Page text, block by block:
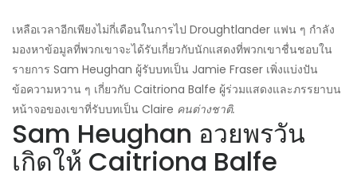
เหลือเวลาอีกเพียงไม่กี่เดือนในการไป Droughtlander แฟน ๆ กำลัง
มองหาข้อมูลที่พวกเขาจะได้รับเกี่ยวกับนักแสดงที่พวกเขาชื่นชอบใน
รายการ Sam Heughan ผู้รับบทเป็น Jamie Fraser เพิ่งแบ่งปัน
ข้อความหวาน ๆ เกี่ยวกับ Caitriona Balfe ผู้ร่วมแสดงและภรรยาบน
หน้าจอของเขาที่รับบทเป็น Claire คนต่างชาติ.
Sam Heughan อวยพรวัน
เกิดให้ Caitriona Balfe